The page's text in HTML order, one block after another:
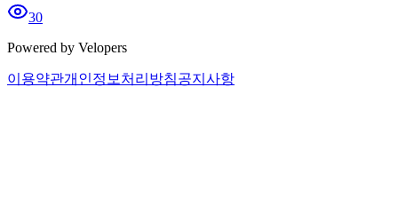
30
Powered by Velopers
이용약관개인정보처리방침공지사항